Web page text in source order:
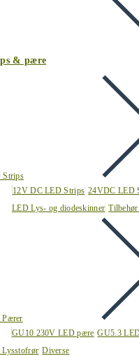
& pære
Strips
12V DC LED Strips 24VDC LED
LED Lys- og diodeskinner
Pærer
GU10 230V LED pære GU5.3
Lysstofrør Diverse